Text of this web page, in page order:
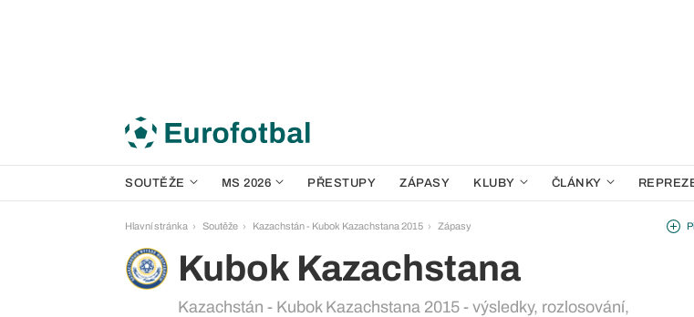
SOUTĚŽE MS 2026 PŘESTUPY ZÁPASY KLUBY ČLÁNKY
Hlavní stránka Soutěže Kazachstán - Kubok Kazachstana 2015 Zápasy
Kubok Kazachstana
Kazachstán - Kubok Kazachstana 2015 - výsledky, rozlosování,